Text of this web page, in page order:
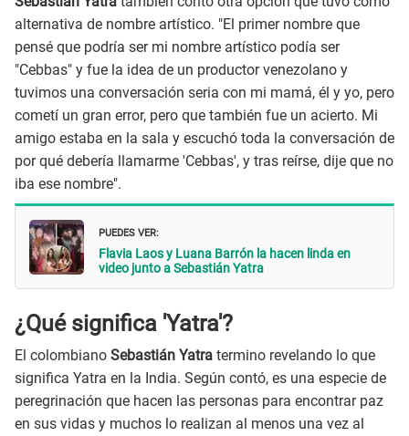
alternativa de nombre artístico. "El primer nombre que
pensé que podría ser mi nombre artístico podía ser
"Cebbas" y fue la idea de un productor venezolano y
tuvimos una conversación seria con mi mamá, él y yo, pero
cometí un gran error, pero que también fue un acierto. Mi
amigo estaba en la sala y escuchó toda la conversación de
por qué debería llamarme 'Cebbas', y tras reírse, dije que no
iba ese nombre".
PUEDES VER:
Flavia Laos y Luana Barrón la hacen linda en
video junto a Sebastián Yatra
¿Qué significa 'Yatra'?
El colombiano Sebastián Yatra termino revelando lo que
significa Yatra en la India. Según contó, es una especie de
peregrinación que hacen las personas para encontrar paz
en sus vidas y muchos lo realizan al menos una vez al